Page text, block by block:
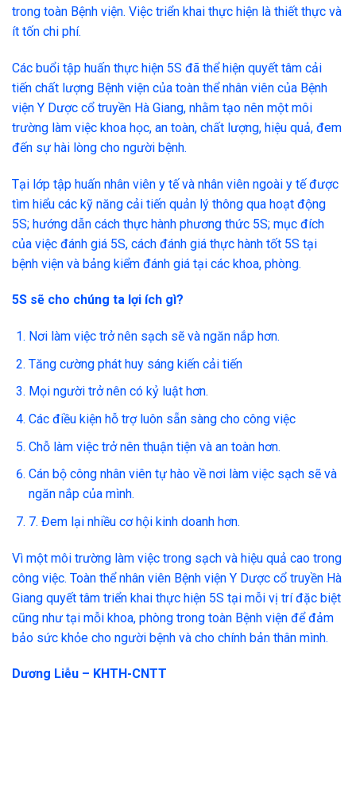
trong toàn Bệnh viện. Việc triển khai thực hiện là thiết thực và
ít tốn chi phí.
Các buổi tập huấn thực hiện 5S đã thể hiện quyết tâm cải
tiến chất lượng Bệnh viện của toàn thể nhân viên của Bệnh
viện Y Dược cổ truyền Hà Giang, nhằm tạo nên một môi
trường làm việc khoa học, an toàn, chất lượng, hiệu quả, đem
đến sự hài lòng cho người bệnh.
Tại lớp tập huấn nhân viên y tế và nhân viên ngoài y tế được
tìm hiểu các kỹ năng cải tiến quản lý thông qua hoạt động
5S; hướng dẫn cách thực hành phương thức 5S; mục đích
của việc đánh giá 5S, cách đánh giá thực hành tốt 5S tại
bệnh viện và bảng kiểm đánh giá tại các khoa, phòng.
5S sẽ cho chúng ta lợi ích gì?
Nơi làm việc trở nên sạch sẽ và ngăn nắp hơn.
Tăng cường phát huy sáng kiến cải tiến
Mọi người trở nên có kỷ luật hơn.
Các điều kiện hỗ trợ luôn sẵn sàng cho công việc
Chỗ làm việc trở nên thuận tiện và an toàn hơn.
Cán bộ công nhân viên tự hào về nơi làm việc sạch sẽ và
ngăn nắp của mình.
7. Đem lại nhiều cơ hội kinh doanh hơn.
Vì một môi trường làm việc trong sạch và hiệu quả cao trong
công việc. Toàn thể nhân viên Bệnh viện Y Dược cổ truyền Hà
Giang quyết tâm triển khai thực hiện 5S tại mỗi vị trí đặc biệt
cũng như tại mỗi khoa, phòng trong toàn Bệnh viện để đảm
bảo sức khỏe cho người bệnh và cho chính bản thân mình.
Dương Liễu – KHTH-CNTT